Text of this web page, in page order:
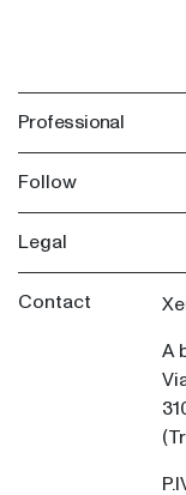
Professional
Follow
Legal
Contact
A